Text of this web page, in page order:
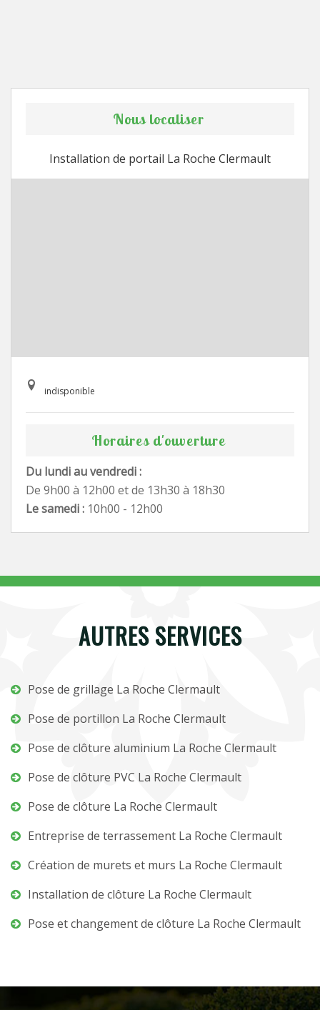
Nous localiser
Installation de portail La Roche Clermault
indisponible
Horaires d'ouverture
Du lundi au vendredi :
De 9h00 à 12h00 et de 13h30 à 18h30
Le samedi : 10h00 - 12h00
AUTRES SERVICES
Pose de grillage La Roche Clermault
Pose de portillon La Roche Clermault
Pose de clôture aluminium La Roche Clermault
Pose de clôture PVC La Roche Clermault
Pose de clôture La Roche Clermault
Entreprise de terrassement La Roche Clermault
Création de murets et murs La Roche Clermault
Installation de clôture La Roche Clermault
Pose et changement de clôture La Roche Clermault